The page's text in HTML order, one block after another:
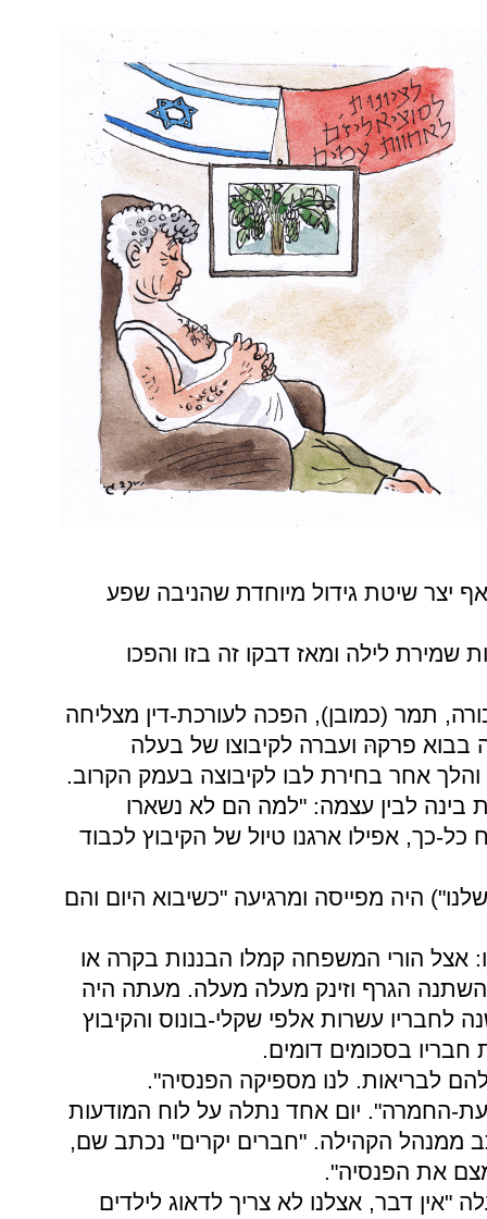
יצר שיטת גידול מיוחדת שהניבה שפע
שמירת לילה ומאז דבקו זה בזו והפכו
תמר (כמובן), הפכה לעורכת-דין מצליחה
בבוא פרקהּ ועברה לקיבוצו של בעלה
והלך אחר בחירת לבו לקיבוצה בעמק הקרוב.
בינה לבין עצמה: "למה הם לא נשארו
כל-כך, אפילו ארגנו טיול של הקיבוץ לכבוד
שלנו") היה מפייסה ומרגיעה "כשיבוא היום והם
אצל הורי המשפחה קמלו הבננות בקרה או
השתנה הגרף וזינק מעלה מעלה. מעתה היה
לחבריו עשרות אלפי שקלי-בונוס והקיבוץ
חבריו בסכומים דומים.
לבריאות. לנו מספיקה הפנסיה".
החמרה". יום אחד נתלה על לוח המודעות
ממנהל הקהילה. "חברים יקרים" נכתב שם,
את הפנסיה".
"אין דבר, אצלנו לא צריך לדאוג לילדים